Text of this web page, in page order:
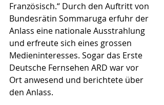
Französisch.“ Durch den Auftritt von
Bundesrätin Sommaruga erfuhr der
Anlass eine nationale Ausstrahlung
und erfreute sich eines grossen
Medieninteresses. Sogar das Erste
Deutsche Fernsehen ARD war vor
Ort anwesend und berichtete über
den Anlass.